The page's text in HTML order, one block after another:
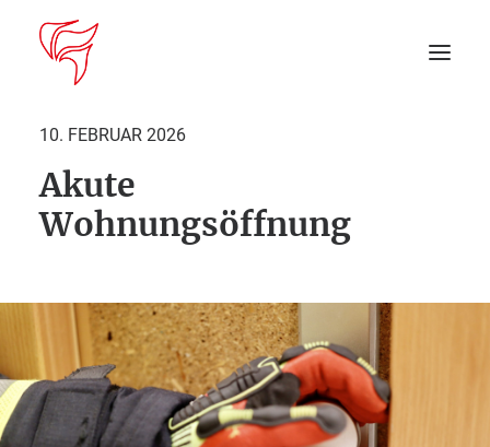
Aktuelles
DEIN EINSATZ
Suche
10. FEBRUAR 2026
Akute
Wohnungsöffnung